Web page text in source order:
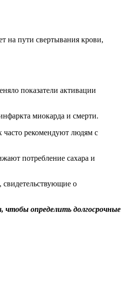
на пути свертывания крови,
показатели активации
миокарда и смерти.
часто рекомендуют людям с
потребление сахара и
свидетельствующие о
определить долгосрочные